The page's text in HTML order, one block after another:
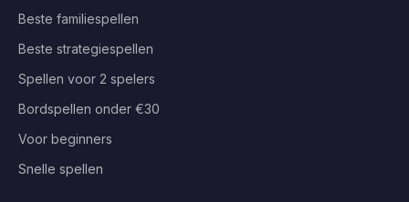
Beste familiespellen
Beste strategiespellen
Spellen voor 2 spelers
Bordspellen onder €30
Voor beginners
Snelle spellen